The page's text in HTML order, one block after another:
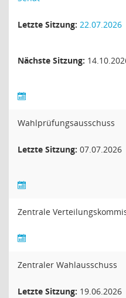
Letzte Sitzung: 22.07.2026
Nächste Sitzung:
Wahlprüfungsausschuss
Letzte Sitzung: 07.07.2026
Zentrale
Zentraler Wahlausschuss
Letzte Sitzung: 19.06.2026